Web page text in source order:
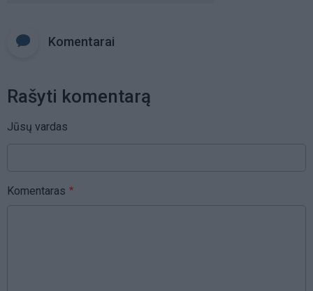
Komentarai
Rašyti komentarą
Jūsų vardas
Komentaras